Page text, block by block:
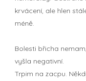
krvácení, ale hlen
méně.
Bolesti břicha
vyšla negativní.
Trpim na zacpu.